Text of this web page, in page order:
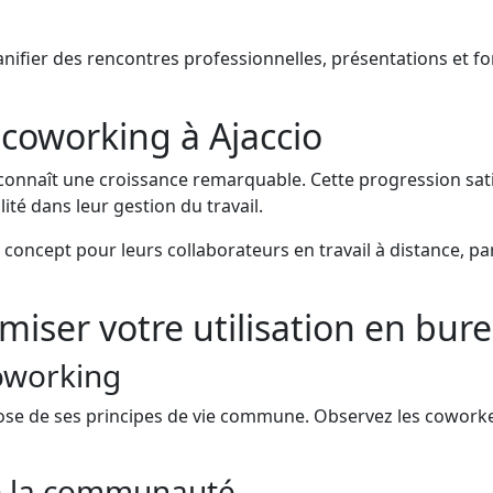
des rencontres professionnelles, présentations et
à Ajaccio
une croissance remarquable. Cette progression
dans leur gestion du travail.
pour leurs collaborateurs en travail à distance,
votre utilisation en
de ses principes de vie commune. Observez les